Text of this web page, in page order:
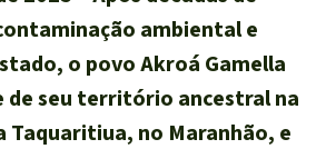
Agroenergia e
Biocombustíveis
Ouro
ambiental e
o povo Akroá Gamella
seu território ancestral na
Taquaritiua, no Maranhão, e